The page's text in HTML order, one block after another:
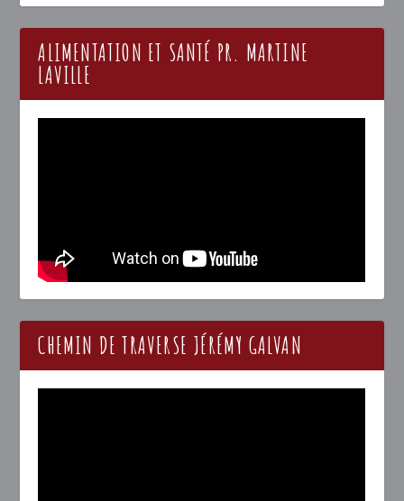
ALIMENTATION ET SANTÉ PR. MARTINE
LAVILLE
CHEMIN DE TRAVERSE JÉRÉMY GALVAN